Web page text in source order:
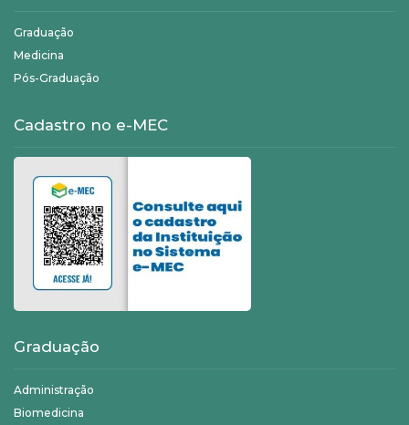
Graduação
Medicina
Pós-Graduação
Cadastro no e-MEC
Graduação
Administração
Biomedicina